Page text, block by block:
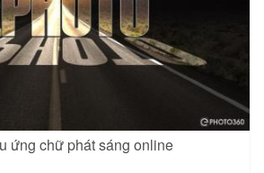
ứng chữ phát sáng online